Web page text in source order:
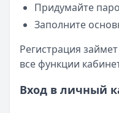
Придумайте
Заполните
Регистрация
все функции
Вход в личный